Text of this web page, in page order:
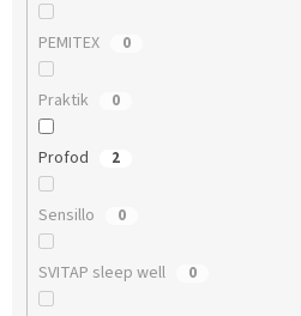
PEMITEX 0
Praktik 0
Profod 2
Sensillo 0
SVITAP sleep well 0